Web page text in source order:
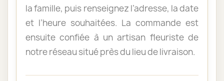
la famille, puis renseignez l’adresse, la date
et l’heure souhaitées. La commande est
ensuite confiée à un artisan fleuriste de
notre réseau situé près du lieu de livraison.